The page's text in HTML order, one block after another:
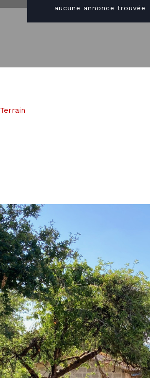
aucune annonce trouvée
Terrain